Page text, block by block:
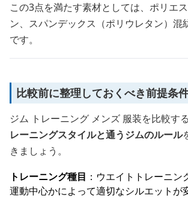
この3点を満たす素材としては、ポリエ
ン、スパンデックス（ポリウレタン）混
です。
比較前に整理しておくべき前提条
ジム トレーニング メンズ 服装を比較する
レーニングスタイルと通うジムのルール
きましょう。
トレーニング種目 ：ウエイトトレーニ
運動中心かによって適切なシルエットが